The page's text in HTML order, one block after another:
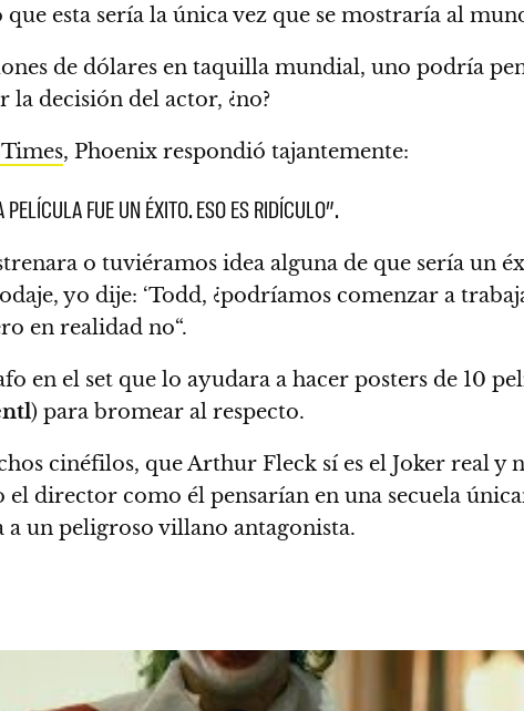
que esta sería la única vez que se mostraría al
de dólares en taquilla mundial, uno podría
la decisión del actor, ¿no?
, Phoenix respondió tajantemente:
FUE UN ÉXITO. ESO ES RIDÍCULO”.
o tuviéramos idea alguna de que sería un
yo dije: ‘Todd, ¿podríamos comenzar a
en realidad no“.
en el set que lo ayudara a hacer posters de 10
) para bromear al respecto.
cinéfilos, queArthur Fleck sí es el Joker realy
director como él pensarían en una secuela
a un peligroso villano antagonista.